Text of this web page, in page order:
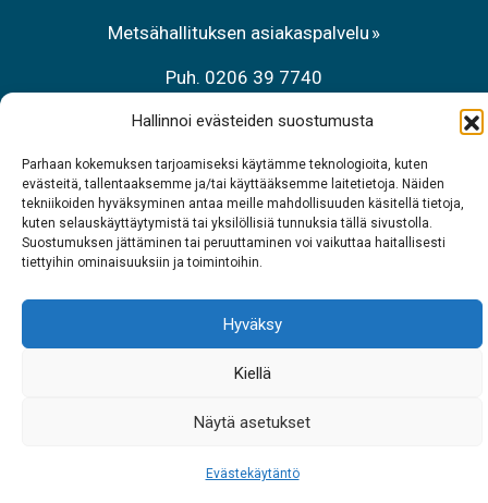
Hallinnoi evästeiden suostumusta
Parhaan kokemuksen tarjoamiseksi käytämme teknologioita, kuten
evästeitä, tallentaaksemme ja/tai käyttääksemme laitetietoja. Näiden
tekniikoiden hyväksyminen antaa meille mahdollisuuden käsitellä tietoja,
kuten selauskäyttäytymistä tai yksilöllisiä tunnuksia tällä sivustolla.
Suostumuksen jättäminen tai peruuttaminen voi vaikuttaa haitallisesti
tiettyihin ominaisuuksiin ja toimintoihin.
Hyväksy
Kiellä
Näytä asetukset
Evästekäytäntö
Metsähallituksen asiakaspalvelu
Puh. 0206 39 7740
Ravintola Sarrit
Puh. 040 700 6485